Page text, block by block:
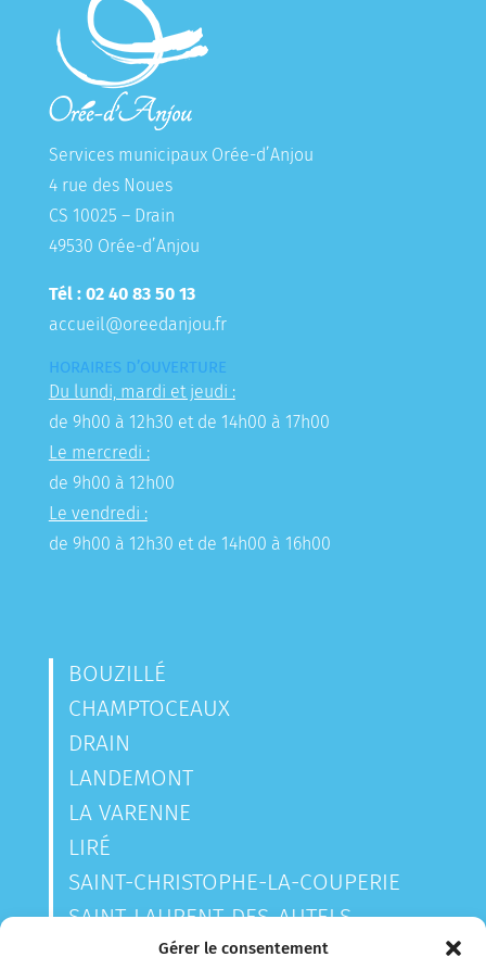
Gérer le consentement
Services municipaux Orée-d’Anjou
4 rue des Noues
CS 10025 – Drain
49530 Orée-d’Anjou
Tél : 02 40 83 50 13
accueil@oreedanjou.fr
HORAIRES D’OUVERTURE
Du lundi, mardi et jeudi :
de 9h00 à 12h30 et de 14h00 à 17h00
Le mercredi :
de 9h00 à 12h00
Le vendredi :
de 9h00 à 12h30 et de 14h00 à 16h00
BOUZILLÉ
CHAMPTOCEAUX
DRAIN
LANDEMONT
LA VARENNE
LIRÉ
SAINT-CHRISTOPHE-LA-COUPERIE
SAINT-LAURENT-DES-AUTELS
SAINT-SAUVEUR-DE-LANDEMONT